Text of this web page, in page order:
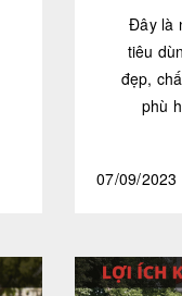
Đây là
tiêu
đẹp,
phù
07/09/2023